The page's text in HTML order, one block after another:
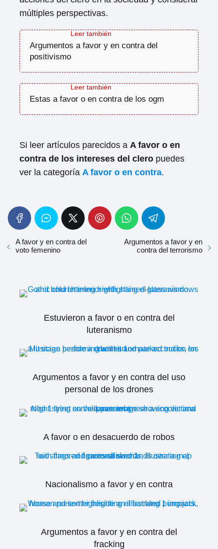
múltiples perspectivas.
Argumentos a favor y en contra del
positivismo
Estas a favor o en contra de los ogm
Si leer artículos parecidos a A favor o en
contra de los intereses del clero puedes
ver la categoría A favor o en contra.
A favor y en contra del
voto femenino
Argumentos a favor y en
contra del terrorismo
Estuvieron a favor o en contra del
luteranismo
Argumentos a favor y en contra del uso
personal de los drones
A favor o en desacuerdo de robos
Nacionalismo a favor y en contra
Argumentos a favor y en contra del
fracking